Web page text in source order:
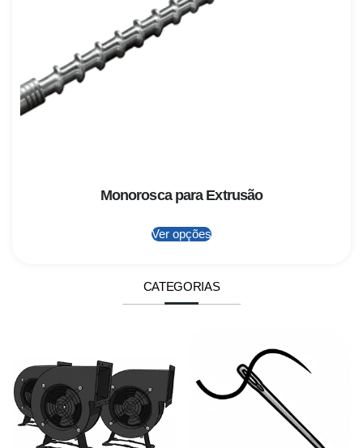
Monorosca para Extrusão
Ver opções
CATEGORIAS